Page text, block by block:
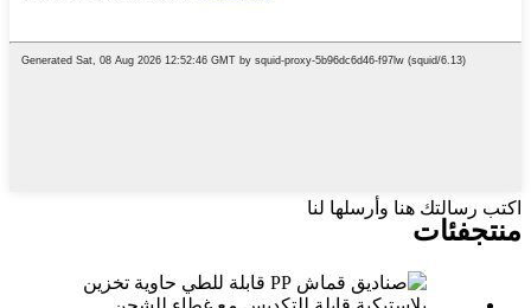
اكتب رسالتك هنا وأرسلها لنا
منتجفئات